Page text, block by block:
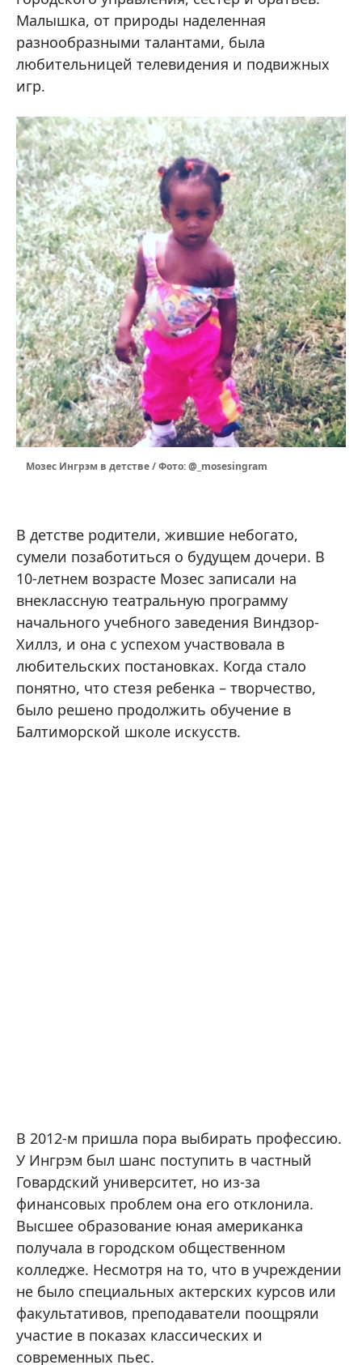
Малышка, от природы наделенная
разнообразными талантами, была
любительницей телевидения и подвижных
игр.
Мозес Ингрэм в детстве / Фото: @_mosesingram
В детстве родители, жившие небогато,
сумели позаботиться о будущем дочери. В
10-летнем возрасте Мозес записали на
внеклассную театральную программу
начального учебного заведения Виндзор-
Хиллз, и она с успехом участвовала в
любительских постановках. Когда стало
понятно, что стезя ребенка – творчество,
было решено продолжить обучение в
Балтиморской школе искусств.
В 2012-м пришла пора выбирать профессию.
У Ингрэм был шанс поступить в частный
Говардский университет, но из-за
финансовых проблем она его отклонила.
Высшее образование юная американка
получала в городском общественном
колледже. Несмотря на то, что в учреждении
не было специальных актерских курсов или
факультативов, преподаватели поощряли
участие в показах классических и
современных пьес.